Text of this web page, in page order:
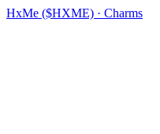
HxMe ($HXME) · Charms